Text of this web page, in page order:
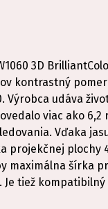
3D
kontrastný pomer
Výrobca udáva
viac ako
Vďaka
projekčnej plochy
maximálna šírka
Je tiež